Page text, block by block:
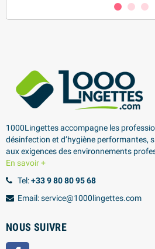
1000Lingettes accompagne les
désinfection et d’hygiène performantes,
aux exigences des environnements
En savoir +
Tel:+33 9 80 80 95 68
Email: service@1000lingettes.com
NOUS SUIVRE